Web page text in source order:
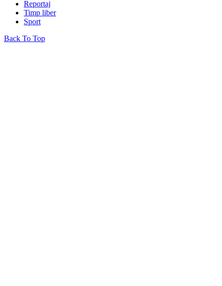
Reportaj
Timp liber
Sport
Back To Top